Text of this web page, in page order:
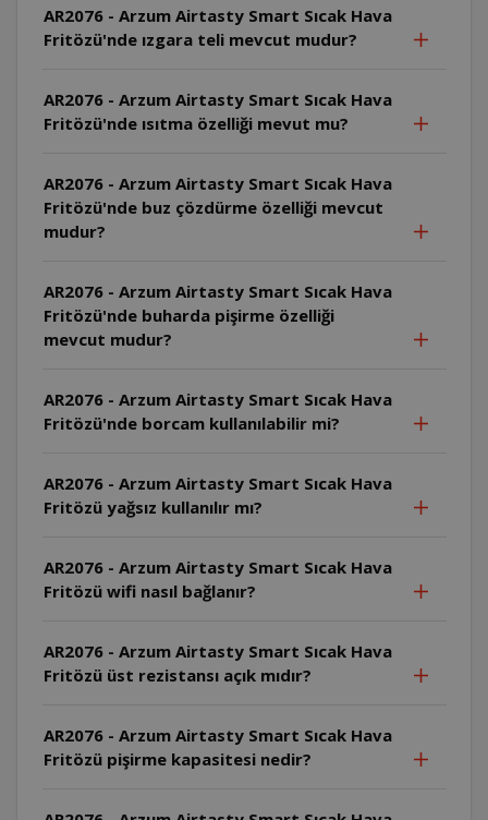
AR2076 - Arzum Airtasty Smart Sıcak Hava
Fritözü'nde ızgara teli mevcut mudur?
AR2076 - Arzum Airtasty Smart Sıcak Hava
Fritözü'nde ısıtma özelliği mevut mu?
AR2076 - Arzum Airtasty Smart Sıcak Hava
Fritözü'nde buz çözdürme özelliği mevcut
mudur?
AR2076 - Arzum Airtasty Smart Sıcak Hava
Fritözü'nde buharda pişirme özelliği
mevcut mudur?
AR2076 - Arzum Airtasty Smart Sıcak Hava
Fritözü'nde borcam kullanılabilir mi?
AR2076 - Arzum Airtasty Smart Sıcak Hava
Fritözü yağsız kullanılır mı?
AR2076 - Arzum Airtasty Smart Sıcak Hava
Fritözü wifi nasıl bağlanır?
AR2076 - Arzum Airtasty Smart Sıcak Hava
Fritözü üst rezistansı açık mıdır?
AR2076 - Arzum Airtasty Smart Sıcak Hava
Fritözü pişirme kapasitesi nedir?